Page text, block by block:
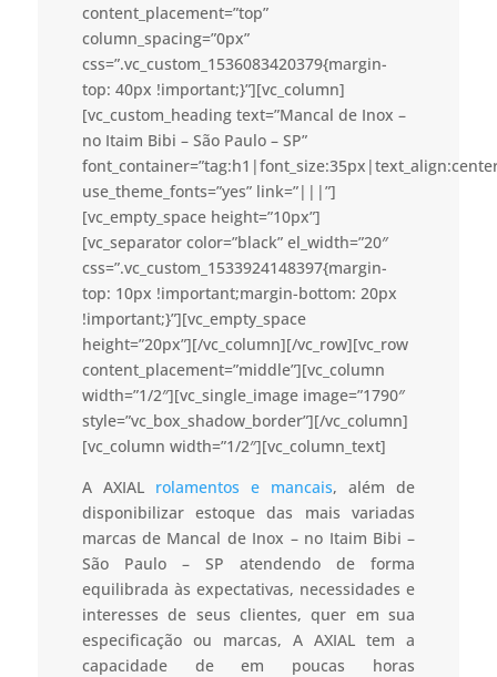
content_placement=”top”
column_spacing=”0px”
css=”.vc_custom_1536083420379{margin-
top: 40px !important;}”][vc_column]
[vc_custom_heading text=”Mancal de Inox –
no Itaim Bibi – São Paulo – SP”
use_theme_fonts=”yes” link=”|||”]
[vc_empty_space height=”10px”]
[vc_separator color=”black” el_width=”20″
css=”.vc_custom_1533924148397{margin-
top: 10px !important;margin-bottom: 20px
!important;}”][vc_empty_space
height=”20px”][/vc_column][/vc_row][vc_row
content_placement=”middle”][vc_column
width=”1/2″][vc_single_image image=”1790″
style=”vc_box_shadow_border”][/vc_column]
[vc_column width=”1/2″][vc_column_text]
A AXIAL rolamentos e mancais, além de
disponibilizar estoque das mais variadas
marcas de Mancal de Inox – no Itaim Bibi –
São Paulo – SP atendendo de forma
equilibrada às expectativas, necessidades e
interesses de seus clientes, quer em sua
especificação ou marcas, A AXIAL tem a
capacidade de em poucas horas